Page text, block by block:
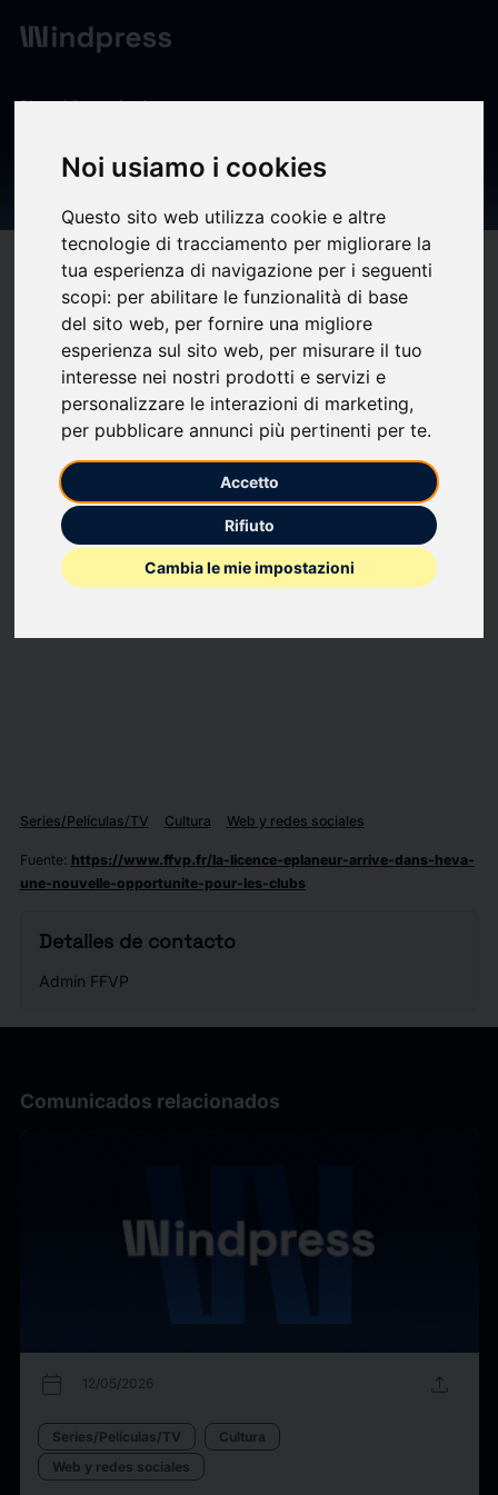
Noi usiamo i cookies
Questo sito web utilizza cookie e altre
tecnologie di tracciamento per migliorare la
tua esperienza di navigazione per i seguenti
scopi: per abilitare le funzionalità di base
del sito web, per fornire una migliore
esperienza sul sito web, per misurare il tuo
interesse nei nostri prodotti e servizi e
personalizzare le interazioni di marketing,
per pubblicare annunci più pertinenti per te.
Accetto
Rifiuto
Cambia le mie impostazioni
Digest/ Comunicado
Compatibilidad help
Ahorrar(0)bookmark_borderupload Compartir
www.ffvp.fr
Performing security
verification
This website uses a security service to protect against
Series/Películas/TV Cultura Web y redes sociales
Fuente: https://www.ffvp.fr/la-licence-eplaneur-arrive-dans-heva-
une-nouvelle-opportunite-pour-les-clubs
Detalles de contacto
Admin FFVP
Comunicados relacionados
calendar_today 12/05/2026 upload
Series/Películas/TV
Cultura
Web y redes sociales